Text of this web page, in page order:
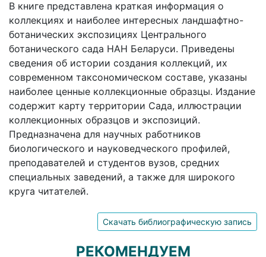
В книге представлена краткая информация о
коллекциях и наиболее интересных ландшафтно-
ботанических экспозициях Центрального
ботанического сада НАН Беларуси. Приведены
сведения об истории создания коллекций, их
современном таксономическом составе, указаны
наиболее ценные коллекционные образцы. Издание
содержит карту территории Сада, иллюстрации
коллекционных образцов и экспозиций.
Предназначена для научных работников
биологического и науковедческого профилей,
преподавателей и студентов вузов, средних
специальных заведений, а также для широкого
круга читателей.
Скачать библиографическую запись
РЕКОМЕНДУЕМ